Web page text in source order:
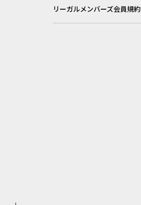
リーガルメンバーズ会員規約